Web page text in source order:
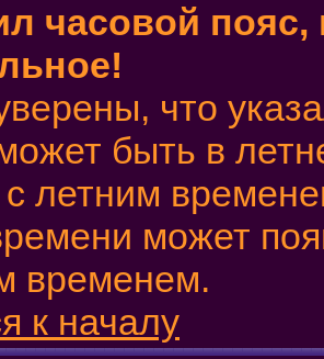
часовой
что
быть в
с летним
может
временем.
к началу